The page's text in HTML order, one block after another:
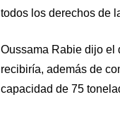
todos los derechos de
Oussama Rabie dijo el
recibiría, además de
capacidad de 75